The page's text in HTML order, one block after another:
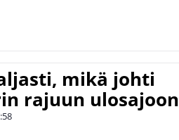
mikä johti
rajuun ulosajoon